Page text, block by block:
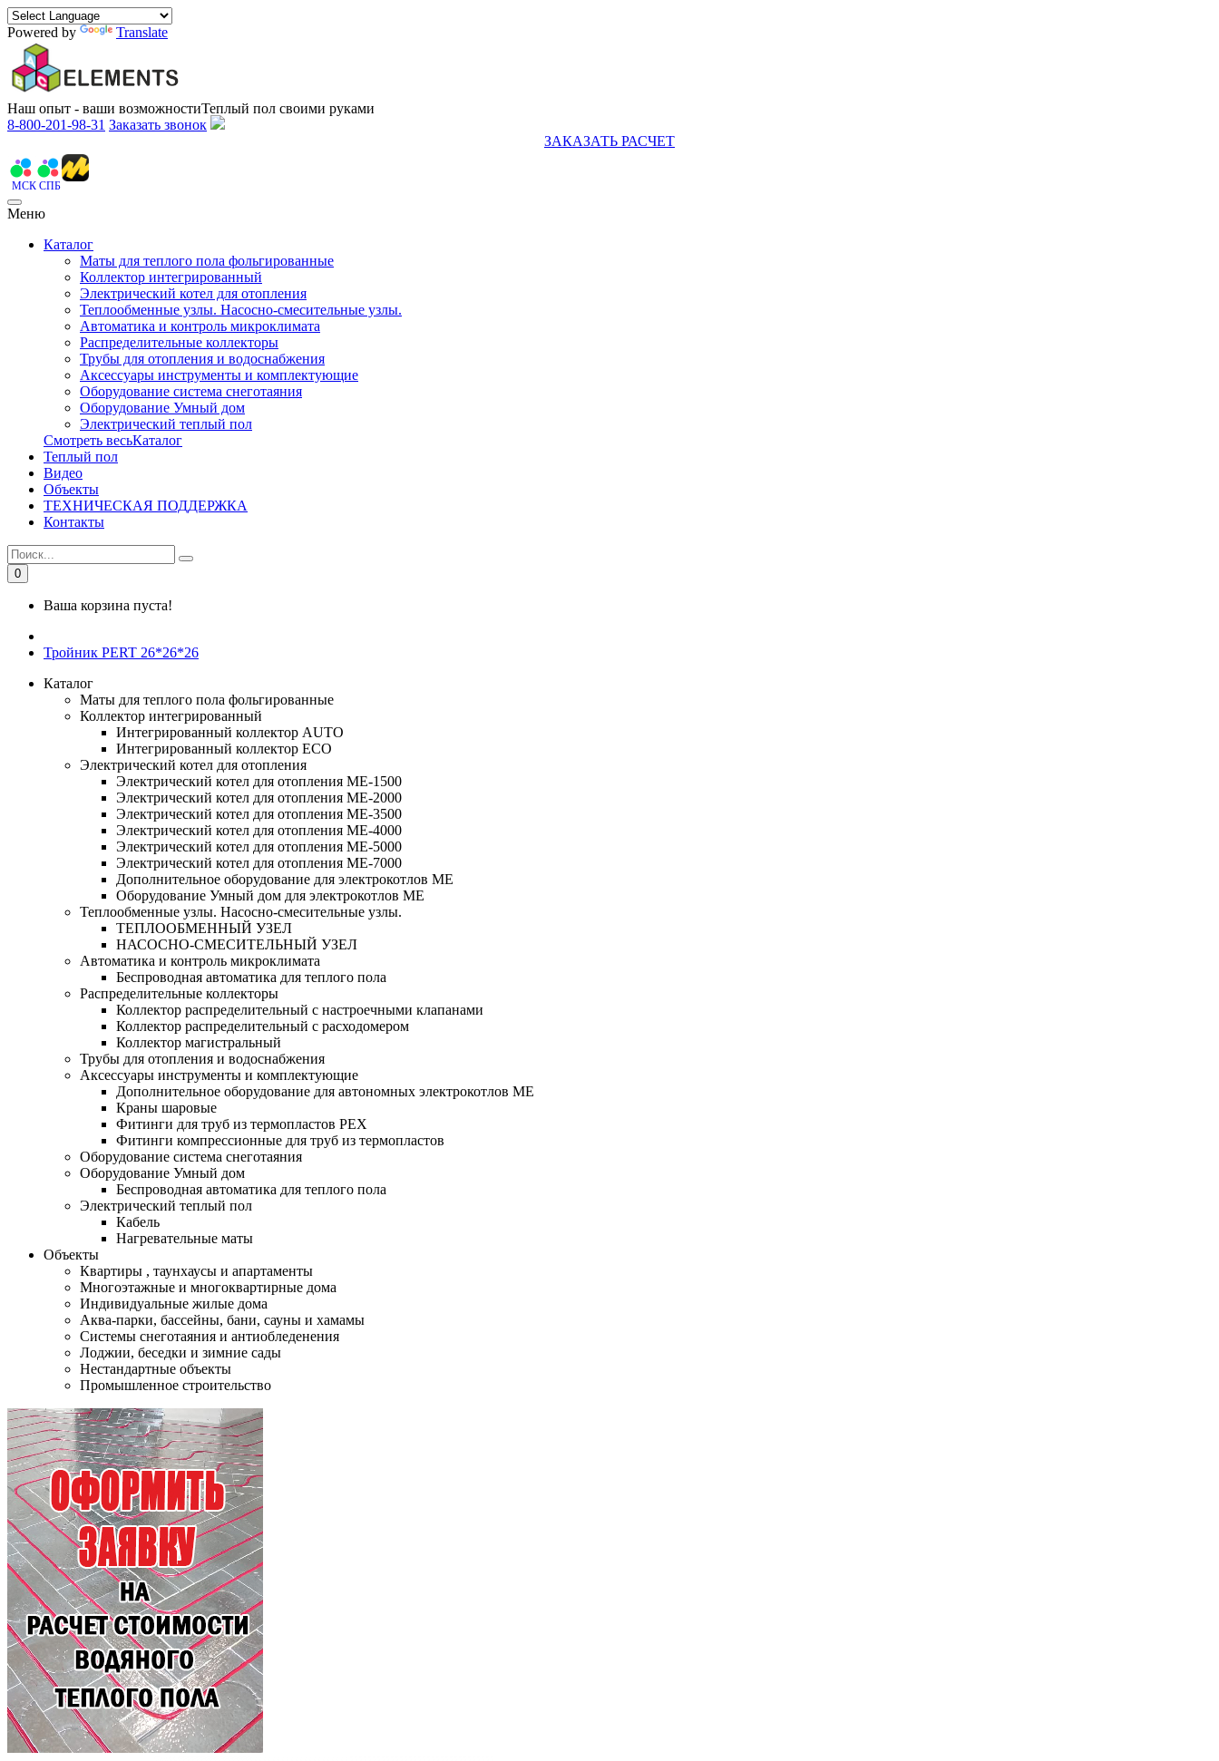
Powered by Translate
Наш опыт - ваши возможностиТеплый пол своими руками
8-800-201-98-31 Заказать звонок
ЗАКАЗАТЬ РАСЧЕТ
МСК СПБ
Меню
Каталог
Маты для теплого пола фольгированные
Коллектор интегрированный
Электрический котел для отопления
Теплообменные узлы. Насосно-смесительные узлы.
Автоматика и контроль микроклимата
Распределительные коллекторы
Трубы для отопления и водоснабжения
Аксессуары инструменты и комплектующие
Оборудование система снеготаяния
Оборудование Умный дом
Электрический теплый пол
Смотреть весьКаталог
Теплый пол
Видео
Объекты
ТЕХНИЧЕСКАЯ ПОДДЕРЖКА
Контакты
0
Ваша корзина пуста!
Тройник PERT 26*26*26
Каталог
Маты для теплого пола фольгированные
Коллектор интегрированный
Интегрированный коллектор AUTO
Интегрированный коллектор ЕСО
Электрический котел для отопления
Электрический котел для отопления МЕ-1500
Электрический котел для отопления МЕ-2000
Электрический котел для отопления МЕ-3500
Электрический котел для отопления МЕ-4000
Электрический котел для отопления МЕ-5000
Электрический котел для отопления МЕ-7000
Дополнительное оборудование для электрокотлов МЕ
Оборудование Умный дом для электрокотлов МЕ
Теплообменные узлы. Насосно-смесительные узлы.
ТЕПЛООБМЕННЫЙ УЗЕЛ
НАСОСНО-СМЕСИТЕЛЬНЫЙ УЗЕЛ
Автоматика и контроль микроклимата
Беспроводная автоматика для теплого пола
Распределительные коллекторы
Коллектор распределительный с настроечными клапанами
Коллектор распределительный с расходомером
Коллектор магистральный
Трубы для отопления и водоснабжения
Аксессуары инструменты и комплектующие
Дополнительное оборудование для автономных электрокотлов МЕ
Краны шаровые
Фитинги для труб из термопластов PEX
Фитинги компрессионные для труб из термопластов
Оборудование система снеготаяния
Оборудование Умный дом
Беспроводная автоматика для теплого пола
Электрический теплый пол
Кабель
Нагревательные маты
Объекты
Квартиры , таунхаусы и апартаменты
Многоэтажные и многоквартирные дома
Индивидуальные жилые дома
Аква-парки, бассейны, бани, сауны и хамамы
Системы снеготаяния и антиобледенения
Лоджии, беседки и зимние сады
Нестандартные объекты
Промышленное строительство